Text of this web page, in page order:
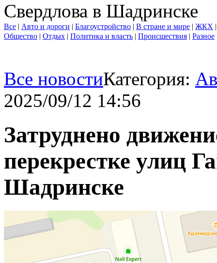
Свердлова в Шадринске
Все | Авто и дороги | Благоустройство | В стране и мире | ЖКХ
Общество | Отдых | Политика и власть | Происшествия | Разное
Все новостиКатегория:
2025/09/12 14:56
Затруднено
перекрестке улиц
Шадринске